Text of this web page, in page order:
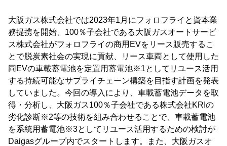
大阪ガス株式会社では2023年1月にフォロフライと資本業
務提携を開始、100％子会社である大阪ガスオートサービ
ス株式会社がフォロフライの商用EVをリース販売するこ
とで脱炭素社会の実現に貢献、リース車両として使用した
同EVの車載蓄電池を定置用蓄電池※1としてリユース活用
する持続可能なサプライチェーン構築を目指す計画を発表
していました。今回の導入により、車載蓄電池データを取
得・分析し、大阪ガス100％子会社である株式会社KRIの
劣化診断※2等の技術を組み合わせることで、車載蓄電池
を系統用蓄電池※3としてリユース活用するための検討が
Daigasグループ内でスタートします。また、大阪ガスオ